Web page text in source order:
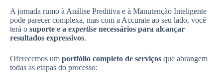
A jornada rumo à Análise Preditiva e à Manutenção Inteligente
pode parecer complexa, mas com a Accurate ao seu lado, você
terá o suporte e a expertise necessários para alcançar
resultados expressivos.
Oferecemos um portfólio completo de serviços que abrangem
todas as etapas do processo: